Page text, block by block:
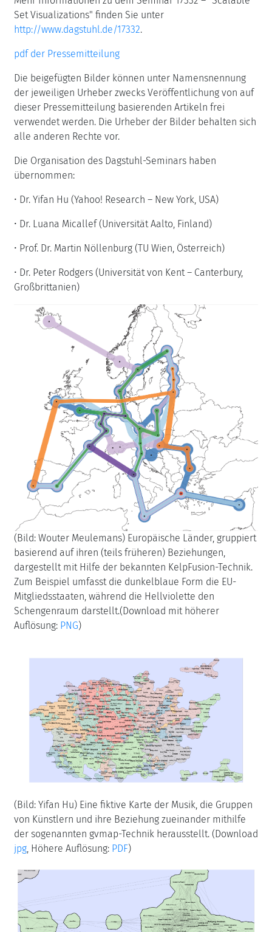
Set Visualizations" finden Sie unter
http://www.dagstuhl.de/17332.
pdf der Pressemitteilung
Die beigefügten Bilder können unter Namensnennung
der jeweiligen Urheber zwecks Veröffentlichung von auf
dieser Pressemitteilung basierenden Artikeln frei
verwendet werden. Die Urheber der Bilder behalten sich
alle anderen Rechte vor.
Die Organisation des Dagstuhl-Seminars haben
übernommen:
• Dr. Yifan Hu (Yahoo! Research – New York, USA)
• Dr. Luana Micallef (Universität Aalto, Finland)
• Prof. Dr. Martin Nöllenburg (TU Wien, Österreich)
• Dr. Peter Rodgers (Universität von Kent – Canterbury,
Großbrittanien)
(Bild: Wouter Meulemans) Europäische Länder, gruppiert
basierend auf ihren (teils früheren) Beziehungen,
dargestellt mit Hilfe der bekannten KelpFusion-Technik.
Zum Beispiel umfasst die dunkelblaue Form die EU-
Mitgliedsstaaten, während die Hellviolette den
Schengenraum darstellt.(Download mit höherer
Auflösung: PNG)
(Bild: Yifan Hu) Eine fiktive Karte der Musik, die Gruppen
von Künstlern und ihre Beziehung zueinander mithilfe
der sogenannten gvmap-Technik herausstellt. (Download
jpg, Höhere Auflösung: PDF)